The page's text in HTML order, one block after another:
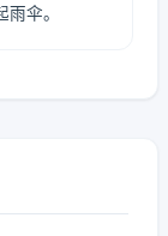
伞。